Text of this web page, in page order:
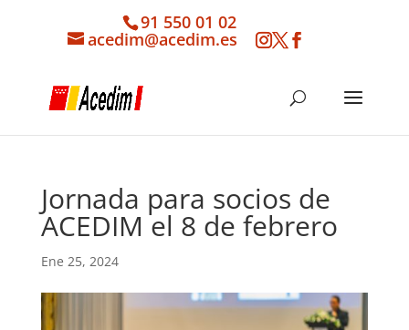
91 550 01 02
acedim@acedim.es
Jornada para socios de
ACEDIM el 8 de febrero
Ene 25, 2024